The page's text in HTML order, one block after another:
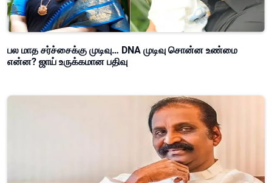
பல மாத சர்ச்சைக்கு முடிவு… DNA முடிவு சொன்ன உண்மை
என்ன? ஜாய் உருக்கமான பதிவு